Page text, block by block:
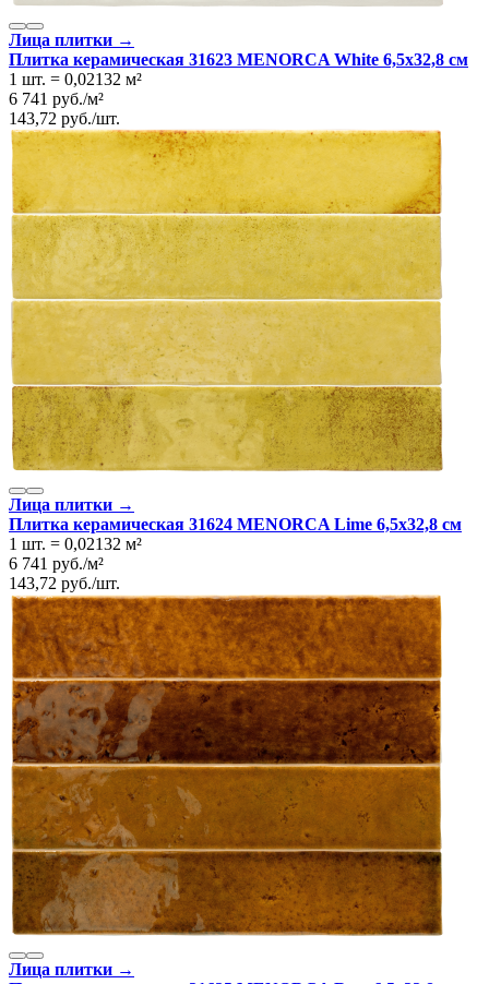
Лица плитки →
Плитка керамическая 31623 MENORCA White 6,5х32,8 см
1 шт. = 0,02132 м²
6 741 руб./м²
143,72 руб./шт.
Лица плитки →
Плитка керамическая 31624 MENORCA Lime 6,5х32,8 см
1 шт. = 0,02132 м²
6 741 руб./м²
143,72 руб./шт.
Лица плитки →